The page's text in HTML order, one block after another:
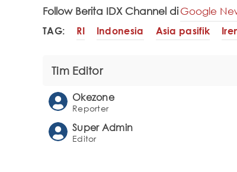
Follow Berita IDX Channel diGoogle
TAG: RI Indonesia Asia pasifik
Tim Editor
Okezone
Reporter
Super Admin
Editor